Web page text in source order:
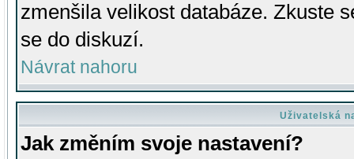
zmenšila velikost databáze. Zkuste
se do diskuzí.
Návrat nahoru
Uživatelská
Jak změním svoje nastavení?